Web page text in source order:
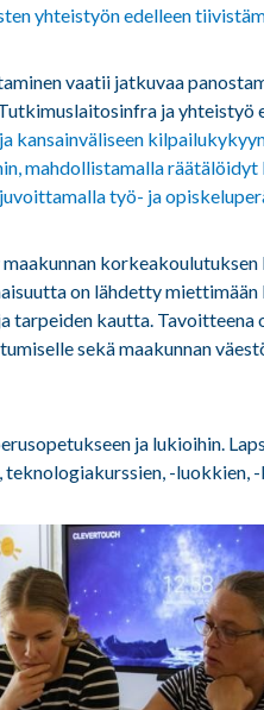
yhteistyön edelleen
vaatii jatkuvaa
ja yhteistyö
kansainväliseen
mahdollistamalla
työ- ja
on lähdetty miettimään
tarpeiden kautta. Tavoitteena
sekä maakunnan
ja lukioihin.
-luokkien,